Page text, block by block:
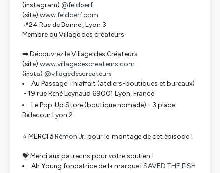
(instagram) @feldoerf
(site) www.feldoerf.com
📍24 Rue de Bonnel, Lyon 3
Membre du Village des créateurs
➡️ Découvrez le Village des Créateurs
(site) www.villagedescreateurs.com
(insta) @villagedescreateurs
Au Passage Thiaffait (ateliers-boutiques et bureaux)
- 19 rue René Leynaud 69001 Lyon, France
Le Pop-Up Store (boutique nomade) - 3 place
Bellecour Lyon 2
⭐ MERCI à Rémon Jr. pour le montage de cet épisode !
💝 Merci aux patreons pour votre soutien !
Ah Young fondatrice de la marquei SAVED THE FISH